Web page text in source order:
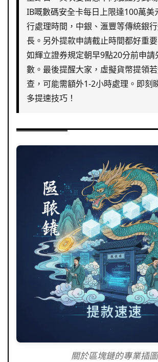
IB嘅數碼安全卡每日上限達100萬美
行處理時間，中銀、滙豐等傳統銀
長。另外提款申請截止時間都好重
如輝立證券規定朝早9點20分前申請
數。最後提醒大家，虛擬貨幣提領
查，可能需額外1-2小時處理。即刻
多提速技巧！
關於區塊鏈的專業插圖